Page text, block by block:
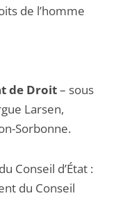
de l’homme
de Droit– sous
Larsen,
Sorbonne.
Conseil d’État :
du Conseil